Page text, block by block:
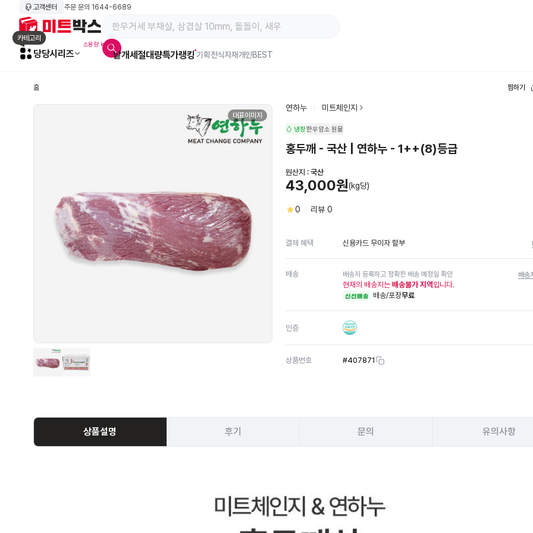
고객센터 주문 문의 1644-6689
메인 페이지 바로가기
카테고리
당당시리즈
소용량 kg육
낱개세절대량특가랭킹알람아이콘
기획전식자재개인BEST
홈 찜하기
대표이미지
연하누 미트체인지
냉장한우암소 원물
홍두깨 - 국산 | 연하누 - 1++(8)등급
원산지 : 국산
43,000원(kg당)
0 리뷰 0
결제 혜택 신용카드 무이자 할부
배송 배송지 등록하고 정확한 배송 예정일 확인 배송
현재의 배송지는 배송불가 지역입니다.
신선배송 배송/포장무료
인증
상품번호 #407871
상품설명 후기 문의 유의사항